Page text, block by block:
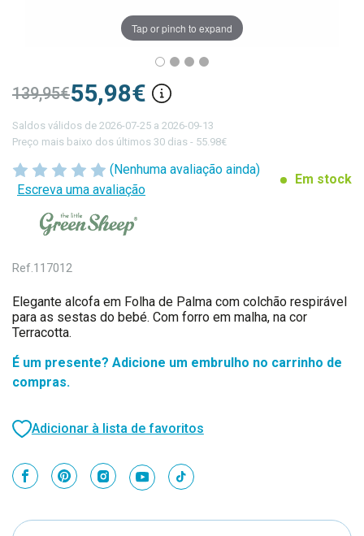
Tap or pinch to expand
(Nenhuma avaliação ainda)
Escreva uma avaliação
Em stock
55,98€
139,95€
Saldos válidos de 2026-07-25 a 2026-09-13
Preço mais baixo dos últimos 30 dias - 55.98€
Ref.117012
Elegante alcofa em Folha de Palma com colchão respirável
para as sestas do bebé. Com forro em malha, na cor
Terracotta.
É um presente? Adicione um embrulho no carrinho de
compras.
Adicionar à lista de favoritos